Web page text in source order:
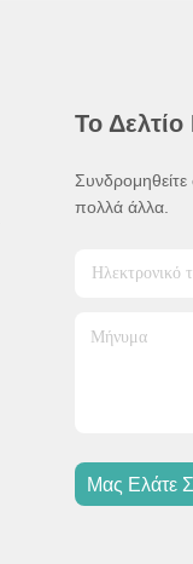
Το
Συνδρομηθείτε
πολλά άλλα.
Μας Ελάτε